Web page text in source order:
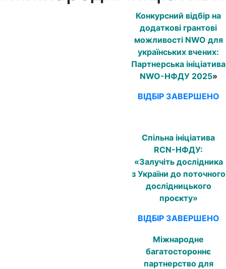
Конкурсний відбір на
додаткові грантові
можливості NWO для
українських вчених:
Партнерська ініціатива
NWO-НФДУ 2025»
ВІДБІР ЗАВЕРШЕНО
Спільна ініціатива
RCN-НФДУ:
«Залучіть дослідника
з України до поточного
дослідницького
проєкту»
ВІДБІР ЗАВЕРШЕНО
Міжнародне
багатостороннє
партнерство для